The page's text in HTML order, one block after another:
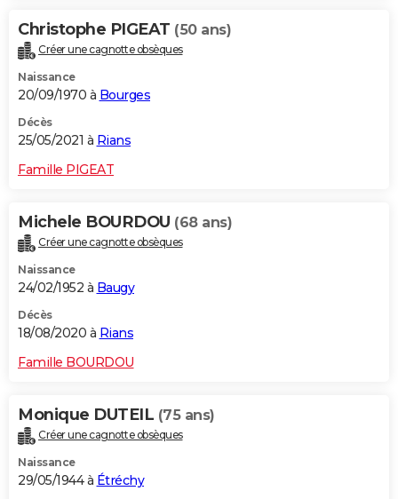
Christophe PIGEAT (50 ans)
Créer une cagnotte obsèques
Naissance
20/09/1970 à Bourges
Décès
25/05/2021 à Rians
Famille PIGEAT
Michele BOURDOU (68 ans)
Créer une cagnotte obsèques
Naissance
24/02/1952 à Baugy
Décès
18/08/2020 à Rians
Famille BOURDOU
Monique DUTEIL (75 ans)
Créer une cagnotte obsèques
Naissance
29/05/1944 à Étréchy